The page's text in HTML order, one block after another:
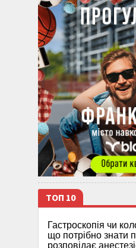
ТОП 10
Гастроскопія чи
що потрібно знати
розповідає